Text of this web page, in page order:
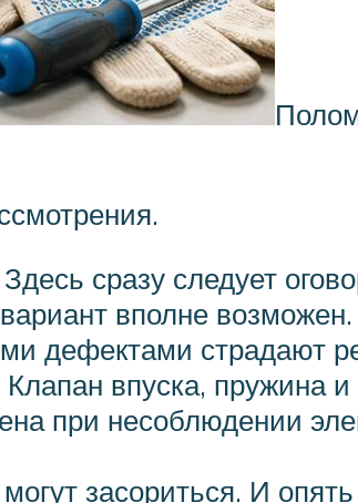
сразу следует
вполне
дефектами страдают
впуска, пружина
при несоблюдении
засориться. И